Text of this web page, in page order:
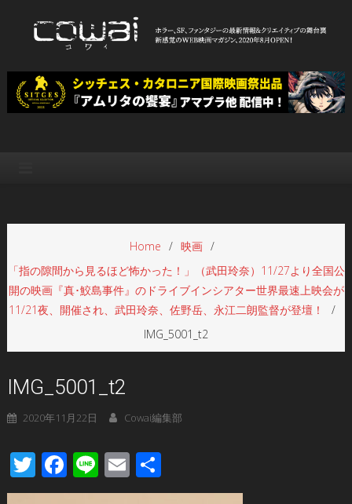
WEB映画マガジン「cowai コ
ワイ」
Home
映画
「指の隙間から見るほど怖かった！」（武田玲奈）11/27より全国公
開の映画『真･鮫島事件』のドライブインシアター世界最速上映会が
11/21夜、開催され、武田玲奈、佐野岳、永江二朗監督が登壇！
IMG_5001_t2
IMG_5001_t2
2020年11月22日 Cowai編集部
Twitter
Facebook
LineEmail
有